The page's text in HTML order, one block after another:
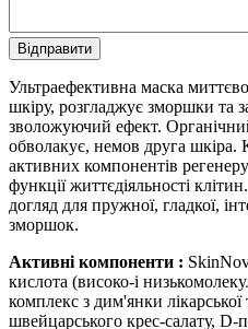
Відправити
Ультраефективна маска
шкіру, розгладжує зморшки та
зволожуючий ефект.
обволакує, немов друга шкіра.
активних компонентів
функції життєдіяльності
догляд для пружної, гладкої,
зморшок.
Активні компоненти :
кислота (високо-і
комплекс з дим'янки
швейцарського крес-салату, D-